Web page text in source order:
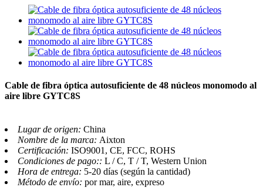
Cable de fibra óptica autosuficiente de 48 núcleos monomodo al
aire libre GYTC8S
Lugar de origen: China
Nombre de la marca: Aixton
Certificación: ISO9001, CE, FCC, ROHS
Condiciones de pago:: L / C, T / T, Western Union
Hora de entrega: 5-20 días (según la cantidad)
Método de envío: por mar, aire, expreso